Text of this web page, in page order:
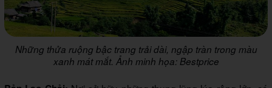
Những thửa ruộng bậc trang trải dài, ngập tràn trong màu
xanh mát mắt. Ảnh minh họa: Bestprice